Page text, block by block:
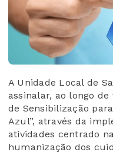
A Unidade Local de
assinalar, ao longo
de Sensibilização
Azul”, através da
atividades centrado
humanização dos